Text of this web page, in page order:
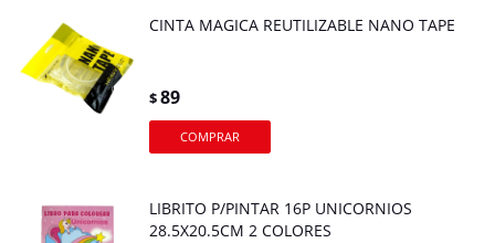
CINTA MAGICA REUTILIZABLE NANO TAPE
$89
LIBRITO P/PINTAR 16P UNICORNIOS
28.5X20.5CM 2 COLORES